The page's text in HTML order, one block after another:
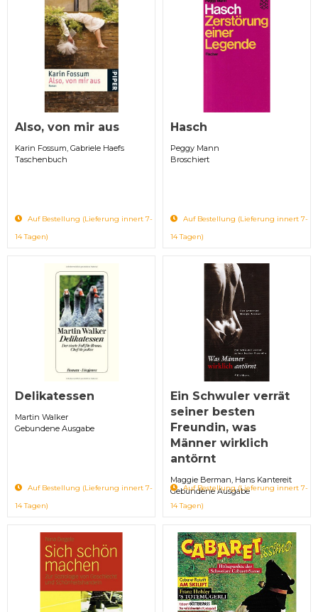
Also, von mir aus
Karin Fossum, Gabriele Haefs
Taschenbuch
Auf Bestellung (Lieferung innert 7-
14 Tagen)
Hasch
Peggy Mann
Broschiert
Auf Bestellung (Lieferung innert 7-
14 Tagen)
Delikatessen
Martin Walker
Gebundene Ausgabe
Auf Bestellung (Lieferung innert 7-
14 Tagen)
Ein Schwuler verrät
seiner besten
Freundin, was
Männer wirklich
antörnt
Maggie Berman, Hans Kantereit
Gebundene Ausgabe
Auf Bestellung (Lieferung innert 7-
14 Tagen)